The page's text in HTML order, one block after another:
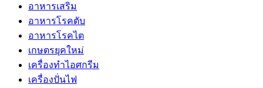
อาหารเสริม
อาหารโรคตับ
อาหารโรคไต
เกษตรยุคใหม่
เครื่องทำไอศกรีม
เครื่องปั่นไฟ